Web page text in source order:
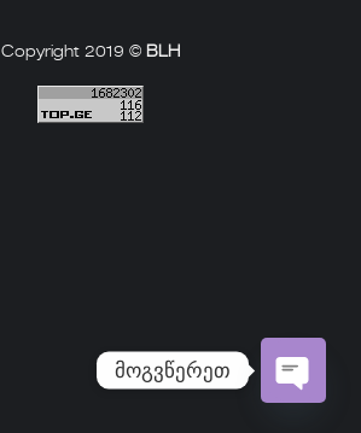
Copyright 2019 © BLH
მოგვწერეთ